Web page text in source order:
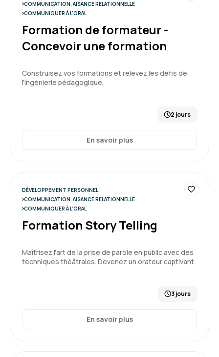
COMMUNICATION, AISANCE RELATIONNELLE
COMMUNIQUER À L'ORAL
Formation de formateur -
Concevoir une formation
Construisez vos formations et relevez les défis de
l'ingénierie pédagogique.
2 jours
En savoir plus
DÉVELOPPEMENT PERSONNEL
COMMUNICATION, AISANCE RELATIONNELLE
COMMUNIQUER À L'ORAL
Formation Story Telling
Maîtrisez l'art de la prise de parole en public avec des
techniques théâtrales. Devenez un orateur captivant.
3 jours
En savoir plus